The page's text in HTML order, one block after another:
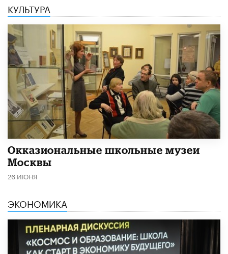
КУЛЬТУРА
​Окказиональные школьные музеи
Москвы
26 ИЮНЯ
ЭКОНОМИКА